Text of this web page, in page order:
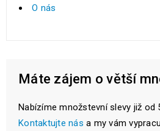
O nás
Máte zájem o větší
Nabízíme množstevní slevy již od
Kontaktujte nás a my vám